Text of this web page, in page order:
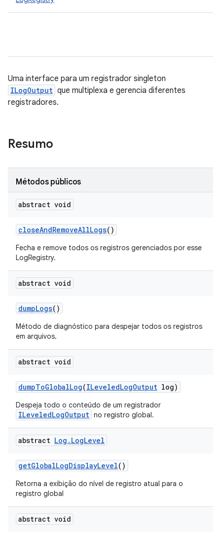
Uma interface para um registrador singleton
ILogOutput que multiplexa e gerencia diferentes
registradores.
Resumo
Métodos públicos
abstract void
closeAndRemoveAllLogs()
Fecha e remove todos os registros gerenciados por esse
LogRegistry.
abstract void
dumpLogs()
Método de diagnóstico para despejar todos os registros
em arquivos.
abstract void
dumpToGlobalLog(ILeveledLogOutput log)
Despeja todo o conteúdo de um registrador
ILeveledLogOutput no registro global.
abstract Log . LogLevel
getGlobalLogDisplayLevel()
Retorna a exibição do nível de registro atual para o
registro global
abstract void